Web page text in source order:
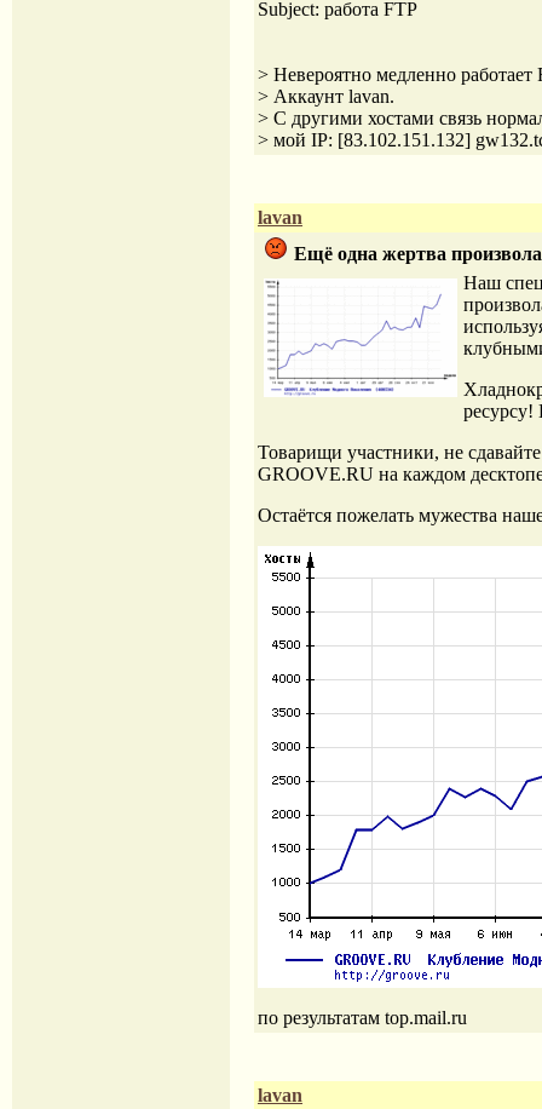
Subject: работа FTP
> Невероятно медленно работает
> Аккаунт lavan.
> С другими хостами связь
> мой IP: [83.102.151.132]
lavan
Ещё одна жертва
Наш
ресурсу!
Товарищи участники, не
GROOVE.RU на каждом
Остаётся пожелать мужества
по результатам top.mail.ru
lavan